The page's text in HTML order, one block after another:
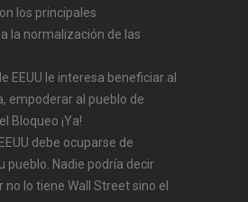
los principales
la normalización de las
EEUU le interesa beneficiar al
empoderar al pueblo de
Bloqueo ¡Ya!
debe ocuparse de
pueblo. Nadie podría decir
no lo tiene Wall Street sino el